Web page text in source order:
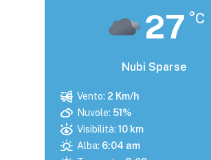
27 °C
Nubi Sparse
Vento: 2 Km/h
Nuvole: 51%
Visibilità: 10 km
Alba: 6:04 am